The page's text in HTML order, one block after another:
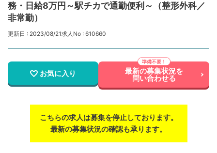
務・日給8万円～駅チカで通勤便利～（整形外科／
非常勤）
更新日 : 2023/08/21求人No : 610660
お気に入り 最新の募集状況を
問い合わせる
こちらの求人は募集を停止しております。
最新の募集状況の確認も承ります。